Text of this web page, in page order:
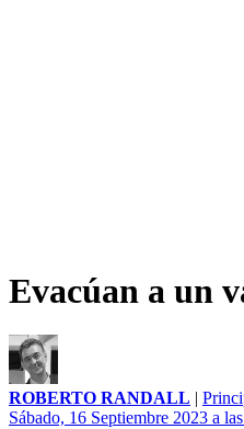
Evacúan a un
ROBERTO RANDALL |
Sábado, 16 Septiembre 2023 a